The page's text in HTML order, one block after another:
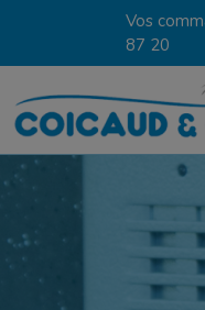
Vos
87 20